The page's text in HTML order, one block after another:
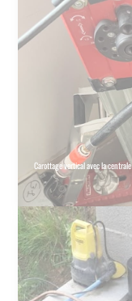
Carottage vertical avec la